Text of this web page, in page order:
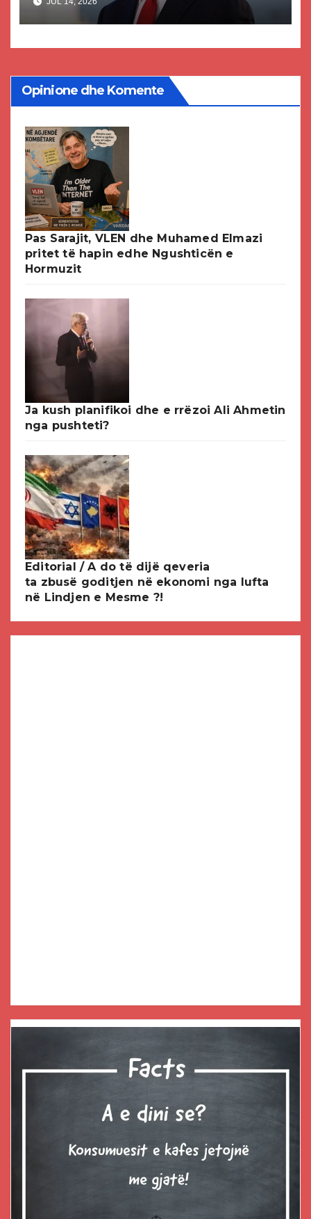
paligjshëm të selisë së VMRO-
DPMNE-së
Opinione dhe Komente
Pas Sarajit, VLEN dhe Muhamed Elmazi
pritet të hapin edhe Ngushticën e
Hormuzit
Ja kush planifikoi dhe e rrëzoi Ali Ahmetin
nga pushteti?
Editorial / A do të dijë qeveria
ta zbusë goditjen në ekonomi nga lufta
në Lindjen e Mesme ?!